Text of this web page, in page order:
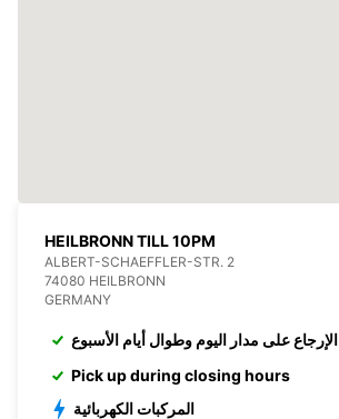
HEILBRONN TILL 10PM
ALBERT-SCHAEFFLER-STR. 2
74080 HEILBRONN
GERMANY
الإرجاع على مدار اليوم وطوال أيام الأسبوع
Pick up during closing hours
المركبات الكهربائية